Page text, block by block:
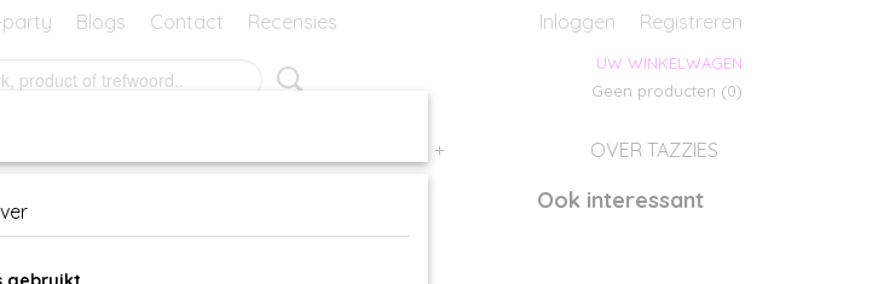
party Blogs Contact Recensies Inloggen Registreren
UW WINKELWAGEN
Geen producten (0)
OVER TAZZIES
+
Ook interessant